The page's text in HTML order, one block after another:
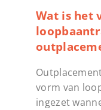
Wat is het
vorm van
ingezet